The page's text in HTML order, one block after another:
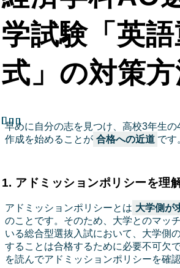
学試験「英
式」の対策
早めに自分の志を見つけ、高校3年生
作成を始めることが 合格への近道 です
1. アドミッションポリシーを理
アドミッションポリシーとは 大学側が
のことです。そのため、大学とのマッ
いる総合型選抜入試において、大学側
することは合格するために必要不可欠
を読んでアドミッションポリシーを確